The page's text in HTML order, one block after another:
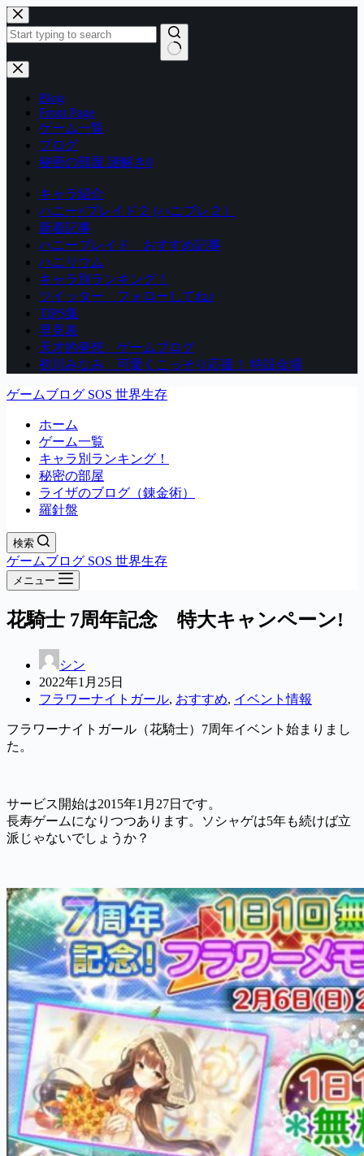
コ
ン
テ
ン
ツ
結
Blog
Front Page
ゲーム一覧
ブログ
秘密の部屋 謎解き0
キャラ紹介
ハニー×ブレイド２ (ハニブレ２）
新着記事
ハニーブレイド おすすめ記事
ハニリウム
キャラ別ランキング！
ツイッター フォローしてね♪
TIPS集
早見表
天才的発想 ゲームブログ
初川みなみ 可愛くこっそり応援！ 特設会場
ゲームブログ SOS 世界生存
ホーム
ゲーム一覧
キャラ別ランキング！
秘密の部屋
ライザのブログ（錬金術）
羅針盤
検索
ゲームブログ SOS 世界生存
メニュー
花騎士 7周年記念 特大キャンペーン!
シン
2022年1月25日
フラワーナイトガール, おすすめ, イベント情報
フラワーナイトガール（花騎士）7周年イベント始まりまし
た。
サービス開始は2015年1月27日です。
長寿ゲームになりつつあります。ソシャゲは5年も続けば立
派じゃないでしょうか？